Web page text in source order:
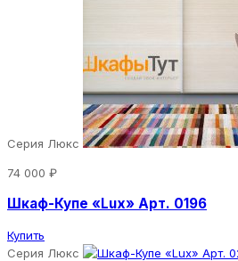
Серия Люкс
74 000 ₽
Шкаф-Купе «Lux» Арт. 0196
Купить
Серия Люкс